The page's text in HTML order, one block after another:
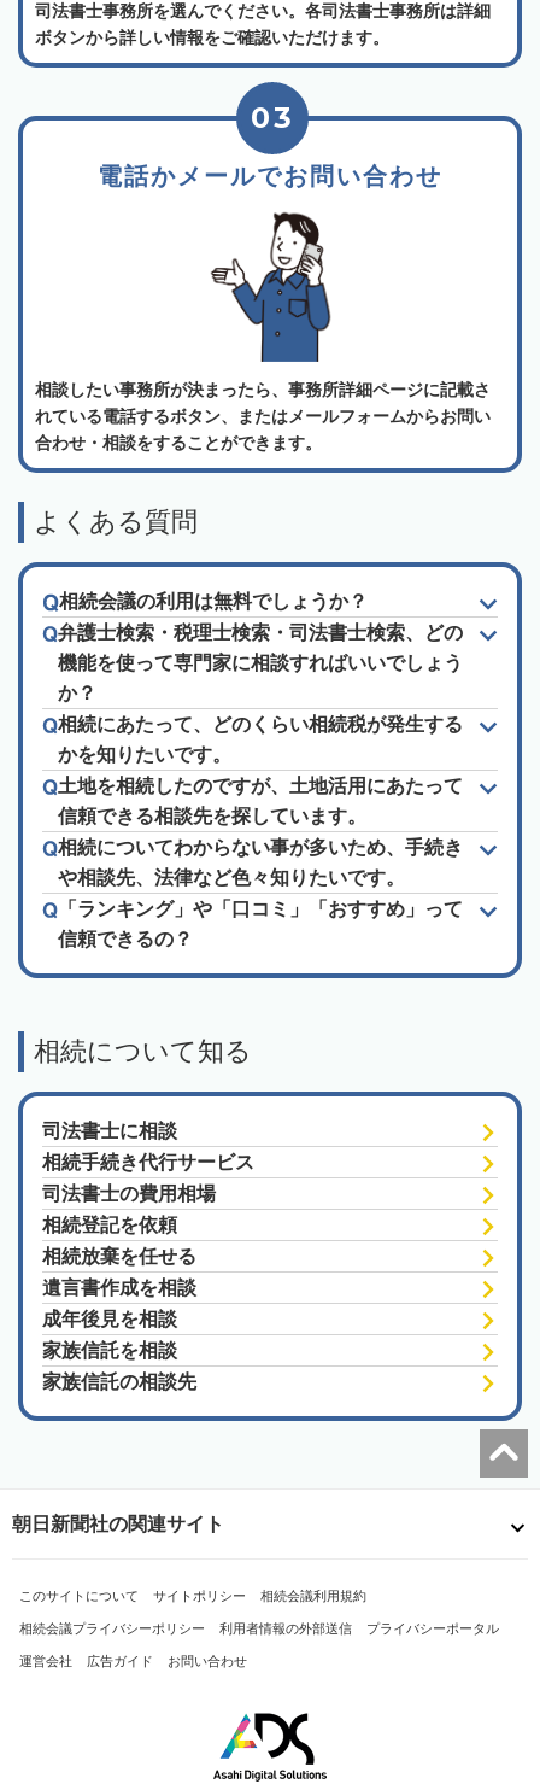
司法書士事務所を選んでください。各司法書士事務所は詳細
ボタンから詳しい情報をご確認いただけます。
電話かメールでお問い合わせ
03
相談したい事務所が決まったら、事務所詳細ページに記載さ
れている電話するボタン、またはメールフォームからお問い
合わせ・相談をすることができます。
よくある質問
相続会議の利用は無料でしょうか？
弁護士検索・税理士検索・司法書士検索、どの
機能を使って専門家に相談すればいいでしょう
か？
相続にあたって、どのくらい相続税が発生する
かを知りたいです。
土地を相続したのですが、土地活用にあたって
信頼できる相談先を探しています。
相続についてわからない事が多いため、手続き
や相談先、法律など色々知りたいです。
「ランキング」や「口コミ」「おすすめ」って
信頼できるの？
相続について知る
司法書士に相談
相続手続き代行サービス
司法書士の費用相場
相続登記を依頼
相続放棄を任せる
遺言書作成を相談
成年後見を相談
家族信託を相談
家族信託の相談先
朝日新聞社の関連サイト
このサイトについて サイトポリシー 相続会議利用規約
相続会議プライバシーポリシー 利用者情報の外部送信 プライバシーポータル
運営会社 広告ガイド お問い合わせ